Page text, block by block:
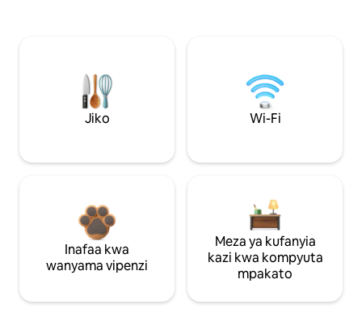
Jiko Wi-Fi
Inafaa kwa
wanyama vipenzi
Meza ya kufanyia
kazi kwa kompyuta
mpakato